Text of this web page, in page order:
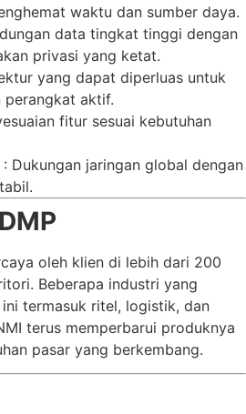
waktu dan sumber daya.
data tingkat tinggi dengan
privasi yang ketat.
yang dapat diperluas untuk
perangkat aktif.
fitur sesuai kebutuhan
: Dukungan jaringan global dengan
oleh klien di lebih dari 200
Beberapa industri yang
termasuk ritel, logistik, dan
terus memperbarui produknya
pasar yang berkembang.